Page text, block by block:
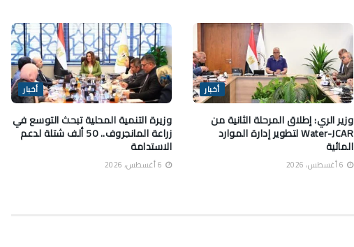
أخبار
وزير الري: إطلاق المرحلة الثانية من
Water-JCAR لتطوير إدارة الموارد
المائية
أخبار
وزيرة التنمية المحلية تبحث التوسع في
زراعة المانجروف.. 50 ألف شتلة لدعم
الاستدامة